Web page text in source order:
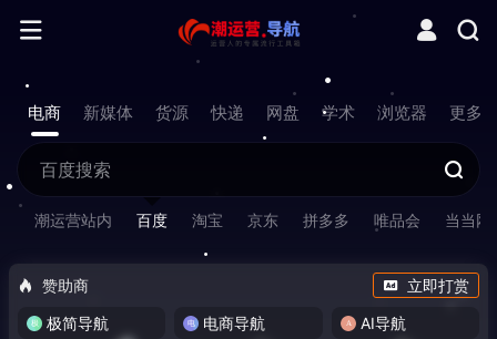
电商 新媒体 货源 快递 网盘 学术 浏览器 更多
潮运营站内 百度 淘宝 京东 拼多多 唯品会 当当网
赞助商
立即打赏
极简导航
电商导航 AI导航